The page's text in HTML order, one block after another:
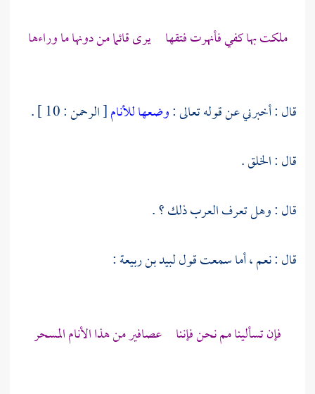
ملكت بها كفي فأنهرت فتقها يرى قائما من دونها ما وراءها
قال : أخبرني عن قوله تعالى :وضعها للأنام[ الرحمن : 10 ] .
قال : الخلق .
قال : وهل تعرف العرب ذلك ؟ .
قال : نعم ، أما سمعت قوللبيد بن ربيعة:
فإن تسألينا مم نحن فإننا عصافير من هذا الأنام المسحر